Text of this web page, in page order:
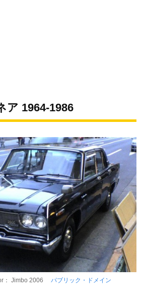
ア 1964-1986
： Jimbo 2006 パブリック・ドメイン